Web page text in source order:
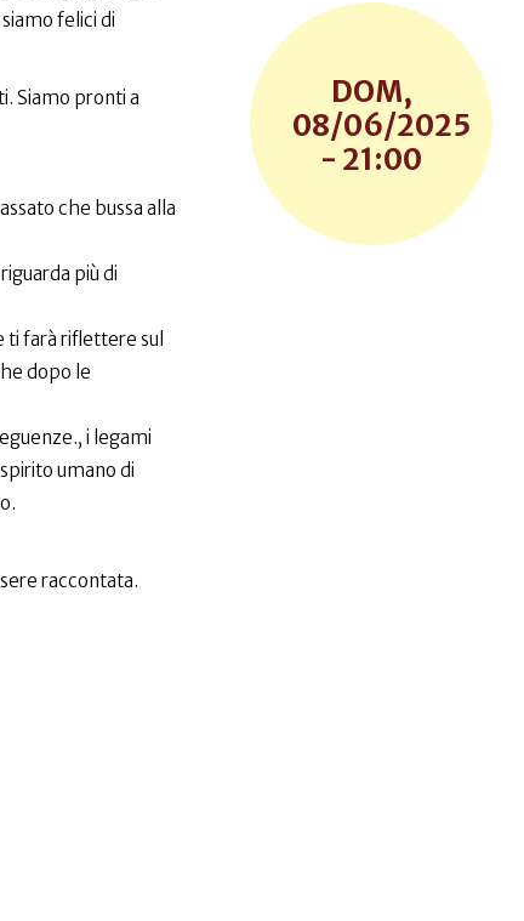
felici di
Siamo pronti a
che bussa alla
più di
farà riflettere sul
dopo le
i legami
umano di
raccontata.
DOM,
08/06/2025
- 21:00